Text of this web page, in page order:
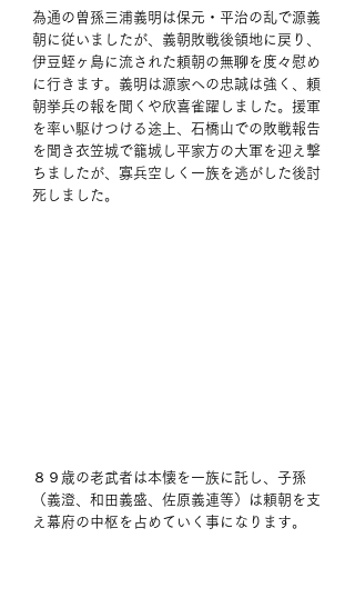
為通の曽孫三浦義明は保元・平治の乱で源義
朝に従いましたが、義朝敗戦後領地に戻り、
伊豆蛭ヶ島に流された頼朝の無聊を度々慰め
に行きます。義明は源家への忠誠は強く、頼
朝挙兵の報を聞くや欣喜雀躍しました。援軍
を率い駆けつける途上、石橋山での敗戦報告
を聞き衣笠城で籠城し平家方の大軍を迎え撃
ちましたが、寡兵空しく一族を逃がした後討
死しました。
８９歳の老武者は本懐を一族に託し、子孫
（義澄、和田義盛、佐原義連等）は頼朝を支
え幕府の中枢を占めていく事になります。